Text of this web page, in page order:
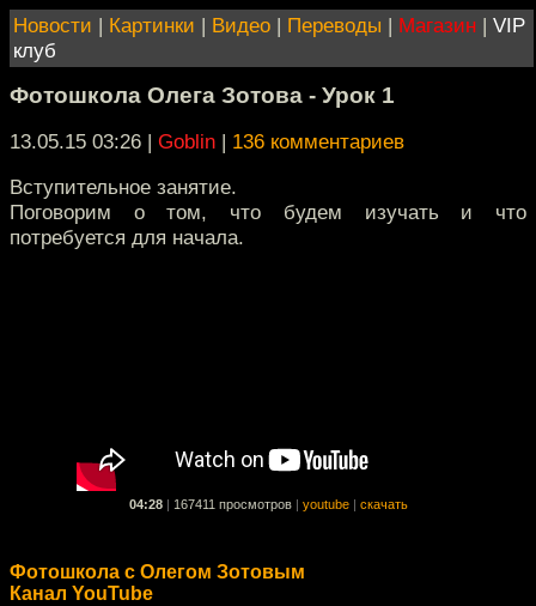
Новости | Картинки | Видео | Переводы | Магазин | VIP
клуб
Фотошкола Олега Зотова - Урок 1
13.05.15 03:26 | Goblin | 136 комментариев
Вступительное занятие.
Поговорим о том, что будем изучать и что
потребуется для начала.
04:28 167411 просмотров youtube скачать
Фотошкола с Олегом Зотовым
Канал YouTube